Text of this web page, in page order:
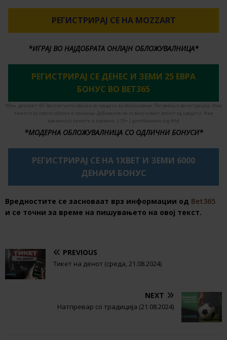
РЕГИСТРИРАЈ СЕ НА MOZZART
*ИГРАЈ ВО НАЈДОБРАТА ОНЛАЈН ОБЛОЖУВАЛНИЦА*
РЕГИСТРИРАЈ СЕ ДЕНЕС И ЗЕМИ 25 ЕВРА
БОНУС ВО BET365
Мин. депозит: €5. Бесплатните облози се кредити за обложување. Потребна е регистрација. Има
лимити за квоти, облози и плаќање. Добивките не го вклучуваат влогот од кредити. Има
временски лимити и правила. | 18+ | gambleaware.org #Ad
*МОДЕРНА ОБЛОЖУВАЛНИЦА СО ОДЛИЧНИ БОНУСИ*
РЕГИСТРИРАЈ СЕ НА 1XBET И ЗЕМИ 6000
ДЕНАРИ БОНУС
Вредностите се засноваат врз информации од Bet365
и се точни за време на пишувањето на овој текст.
PREVIOUS
Тикет на денот (среда, 21.08.2024)
NEXT
Натпревар со традиција (21.08.2024)